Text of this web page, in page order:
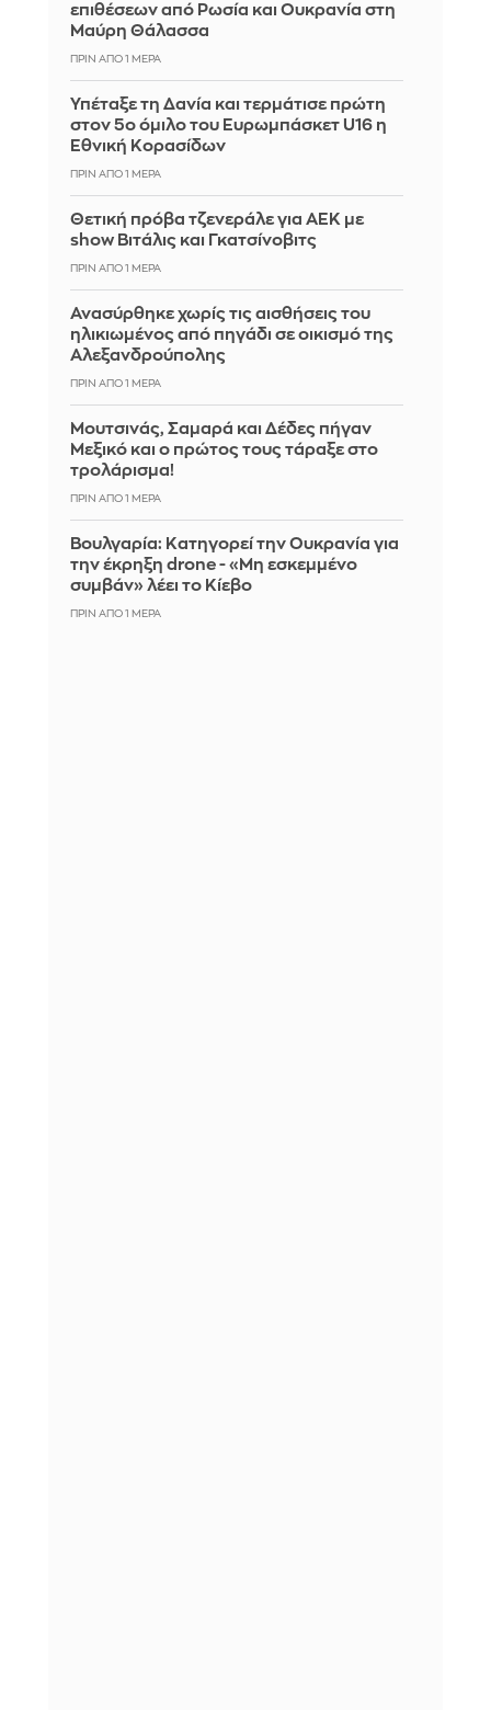
επιθέσεων από Ρωσία και Ουκρανία στη
Μαύρη Θάλασσα
ΠΡΙΝ ΑΠΌ 1 ΜΈΡΑ
Υπέταξε τη Δανία και τερμάτισε πρώτη
στον 5ο όμιλο του Ευρωμπάσκετ U16 η
Εθνική Κορασίδων
ΠΡΙΝ ΑΠΌ 1 ΜΈΡΑ
Θετική πρόβα τζενεράλε για ΑΕΚ με
show Βιτάλις και Γκατσίνοβιτς
ΠΡΙΝ ΑΠΌ 1 ΜΈΡΑ
Ανασύρθηκε χωρίς τις αισθήσεις του
ηλικιωμένος από πηγάδι σε οικισμό της
Αλεξανδρούπολης
ΠΡΙΝ ΑΠΌ 1 ΜΈΡΑ
Μουτσινάς, Σαμαρά και Δέδες πήγαν
Μεξικό και ο πρώτος τους τάραξε στο
τρολάρισμα!
ΠΡΙΝ ΑΠΌ 1 ΜΈΡΑ
Βουλγαρία: Κατηγορεί την Ουκρανία για
την έκρηξη drone - «Μη εσκεμμένο
συμβάν» λέει το Κίεβο
ΠΡΙΝ ΑΠΌ 1 ΜΈΡΑ